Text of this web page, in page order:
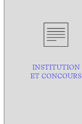
INSTITUTION
ET CONCOURS